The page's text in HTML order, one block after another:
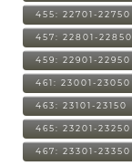
455: 22701-22750
457: 22801-22850
459: 22901-22950
461: 23001-23050
463: 23101-23150
465: 23201-23250
467: 23301-23350